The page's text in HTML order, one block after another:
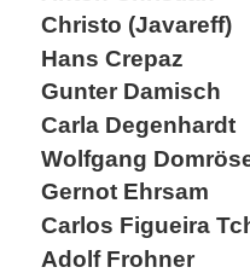
Christo (Javareff)
Hans Crepaz
Gunter Damisch
Carla Degenhardt
Wolfgang
Gernot Ehrsam
Carlos Figueira
Adolf Frohner